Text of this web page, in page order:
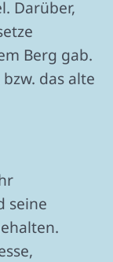
Darüber,
Berg gab.
das alte
seine